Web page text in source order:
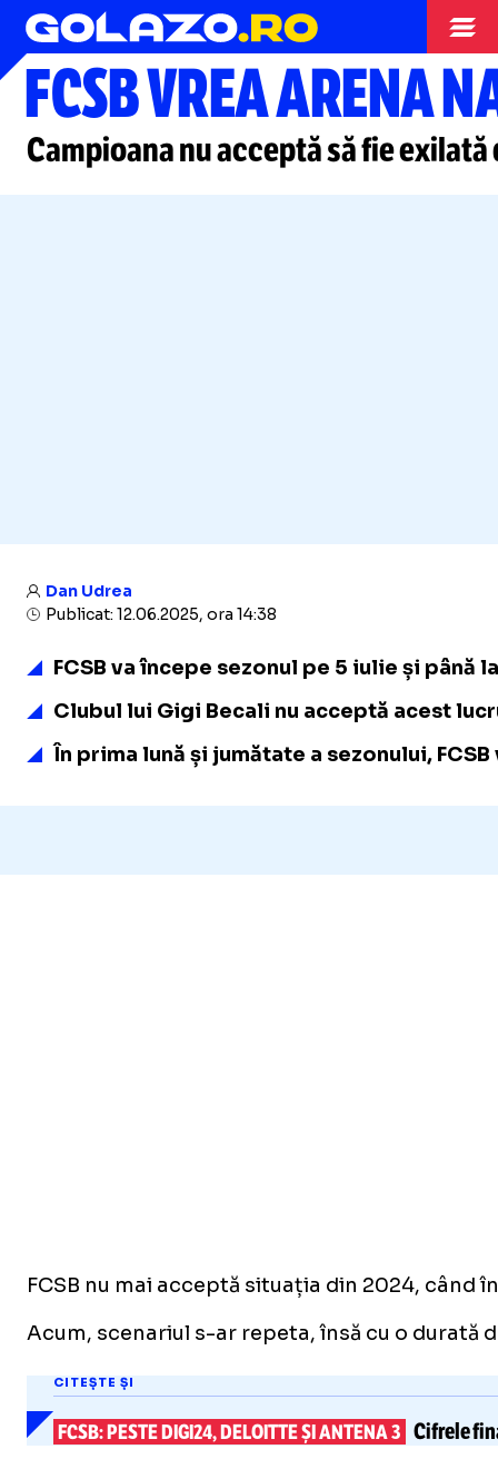
Superliga
FCSB VREA ARENA
Campioana nu acceptă să fie
Dan Udrea
Publicat: 12.06.2025, ora 14:38
FCSB va începe sezonul pe 5 iulie și
Clubul lui Gigi Becali nu acceptă acest
În prima lună și jumătate a sezonului,
FCSB nu mai acceptă situația din 2024,
Acum, scenariul s-ar repeta, însă cu o durată
CITEȘTE ȘI
FCSB: PESTE DIGI24, DELOITTE ȘI ANTENA 3 Cifrele